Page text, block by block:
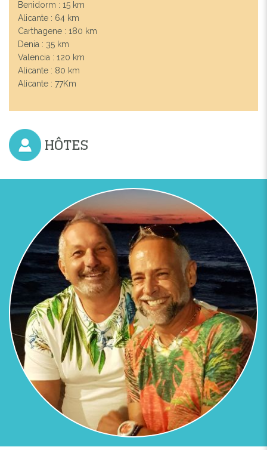
Previous
Benidorm : 15 km
Alicante : 64 km
Carthagene : 180 km
Denia : 35 km
Valencia : 120 km
Alicante : 80 km
Alicante : 77Km
HÔTES